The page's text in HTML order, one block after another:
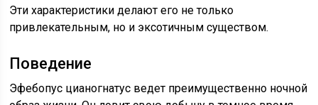
Эти характеристики делают его не только
привлекательным, но и эксотичным существом.
Поведение
Эфебопус цианогнатус ведет преимущественно ночной